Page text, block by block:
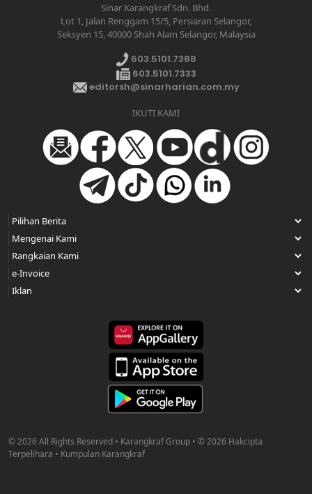
Sinar Karangkraf Sdn. Bhd.
Lot 1, Jalan Renggam 15/5, Persiaran Selangor,
Seksyen 15, 40000 Shah Alam Selangor, Malaysia
603.5101.7388
603.5101.7333
editorsh@sinarharian.com.my
IKUTI KAMI
© 2026 All Rights Reserved • Karangkraf Group • © 2026 Hakcipta
Terpelihara • Kumpulan Karangkraf